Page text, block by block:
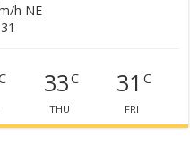
h NE
33C
THU
31 C
FRI